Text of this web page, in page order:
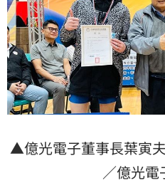
▲億光電子董事長葉寅
／億光電